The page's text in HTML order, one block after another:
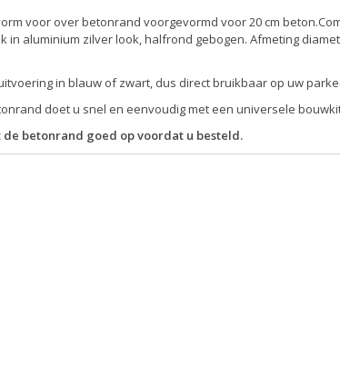
voor over betonrand voorgevormd voor 20 cm
in aluminium zilver look, halfrond gebogen. Afmeting
in blauw of zwart, dus direct bruikbaar op uw
doet u snel en eenvoudig met een universele
betonrand goed op voordat u besteld.